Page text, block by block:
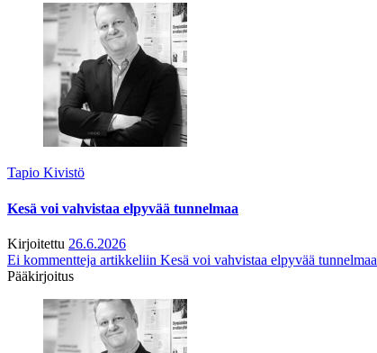
Tapio Kivistö
Kesä voi vahvistaa elpyvää tunnelmaa
Kirjoitettu 26.6.2026
Ei kommentteja artikkeliin Kesä voi vahvistaa elpyvää tunnelmaa
Pääkirjoitus